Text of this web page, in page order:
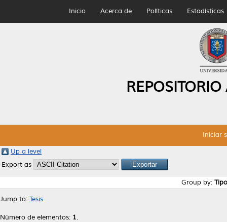
Inicio Acerca de Políticas Estadísticas
Iniciar
Up a level
Export as
Group by:
Jump to: Tesis
Número de elementos: 1.